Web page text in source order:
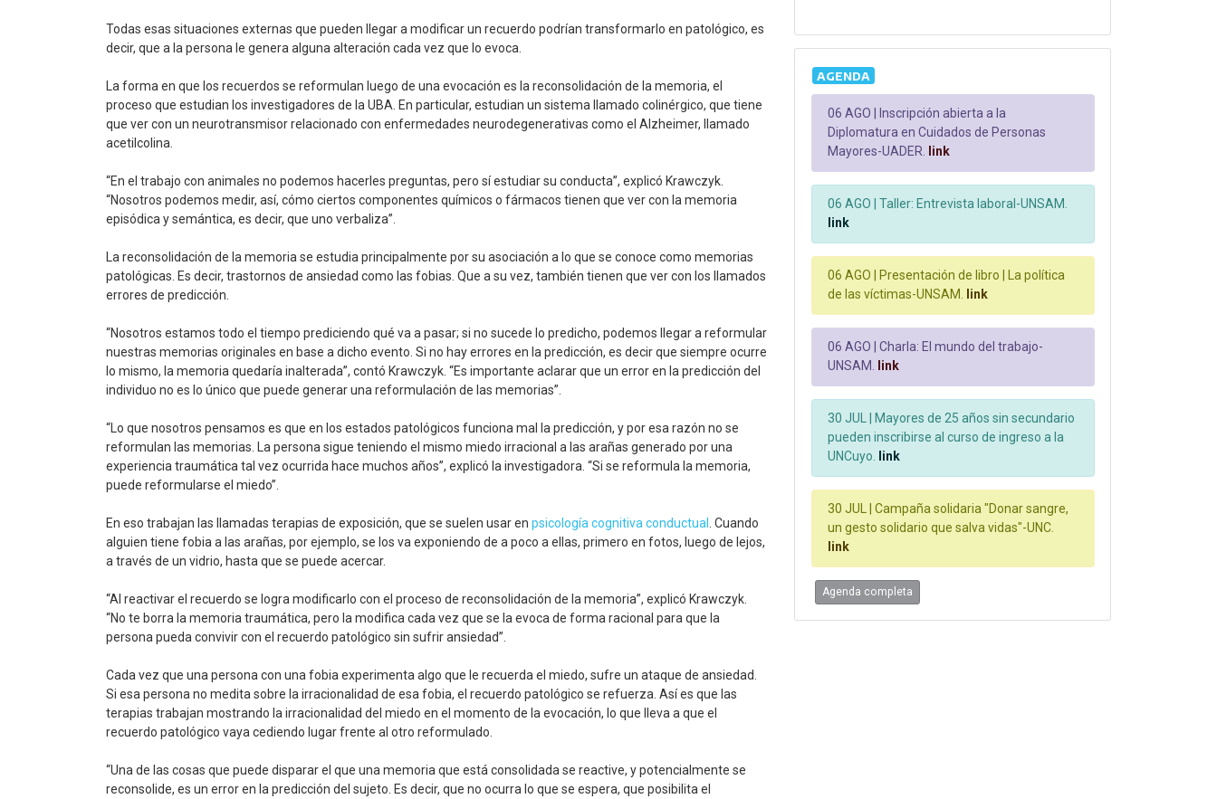
Todas esas situaciones externas que pueden llegar a modificar un recuerdo podrían transformarlo en patológico, es
decir, que a la persona le genera alguna alteración cada vez que lo evoca.
La forma en que los recuerdos se reformulan luego de una evocación es la reconsolidación de la memoria, el
proceso que estudian los investigadores de la UBA. En particular, estudian un sistema llamado colinérgico, que tiene
que ver con un neurotransmisor relacionado con enfermedades neurodegenerativas como el Alzheimer, llamado
acetilcolina.
“En el trabajo con animales no podemos hacerles preguntas, pero sí estudiar su conducta”, explicó Krawczyk.
“Nosotros podemos medir, así, cómo ciertos componentes químicos o fármacos tienen que ver con la memoria
episódica y semántica, es decir, que uno verbaliza”.
La reconsolidación de la memoria se estudia principalmente por su asociación a lo que se conoce como memorias
patológicas. Es decir, trastornos de ansiedad como las fobias. Que a su vez, también tienen que ver con los llamados
errores de predicción.
“Nosotros estamos todo el tiempo prediciendo qué va a pasar; si no sucede lo predicho, podemos llegar a reformular
nuestras memorias originales en base a dicho evento. Si no hay errores en la predicción, es decir que siempre ocurre
lo mismo, la memoria quedaría inalterada”, contó Krawczyk. “Es importante aclarar que un error en la predicción del
individuo no es lo único que puede generar una reformulación de las memorias”.
“Lo que nosotros pensamos es que en los estados patológicos funciona mal la predicción, y por esa razón no se
reformulan las memorias. La persona sigue teniendo el mismo miedo irracional a las arañas generado por una
experiencia traumática tal vez ocurrida hace muchos años”, explicó la investigadora. “Si se reformula la memoria,
puede reformularse el miedo”.
En eso trabajan las llamadas terapias de exposición, que se suelen usar en psicología cognitiva conductual . Cuando
alguien tiene fobia a las arañas, por ejemplo, se los va exponiendo de a poco a ellas, primero en fotos, luego de lejos,
a través de un vidrio, hasta que se puede acercar.
“Al reactivar el recuerdo se logra modificarlo con el proceso de reconsolidación de la memoria”, explicó Krawczyk.
“No te borra la memoria traumática, pero la modifica cada vez que se la evoca de forma racional para que la
persona pueda convivir con el recuerdo patológico sin sufrir ansiedad”.
Cada vez que una persona con una fobia experimenta algo que le recuerda el miedo, sufre un ataque de ansiedad.
Si esa persona no medita sobre la irracionalidad de esa fobia, el recuerdo patológico se refuerza. Así es que las
terapias trabajan mostrando la irracionalidad del miedo en el momento de la evocación, lo que lleva a que el
recuerdo patológico vaya cediendo lugar frente al otro reformulado.
“Una de las cosas que puede disparar el que una memoria que está consolidada se reactive, y potencialmente se
reconsolide, es un error en la predicción del sujeto. Es decir, que no ocurra lo que se espera, que posibilita el
AGENDA
06 AGO |
Inscripción abierta a la
Diplomatura en Cuidados de Personas
Mayores-UADER.
link
06 AGO |
Taller: Entrevista laboral-UNSAM.
link
06 AGO |
Presentación de libro | La política
de las víctimas-UNSAM.
link
06 AGO |
Charla: El mundo del trabajo-
UNSAM.
link
30 JUL |
Mayores de 25 años sin secundario
pueden inscribirse al curso de ingreso a la
UNCuyo.
link
30 JUL |
Campaña solidaria "Donar sangre,
un gesto solidario que salva vidas"-UNC.
link
Agenda completa